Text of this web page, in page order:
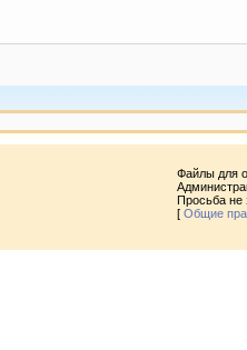
Файлы для
Просьба не
[Общие